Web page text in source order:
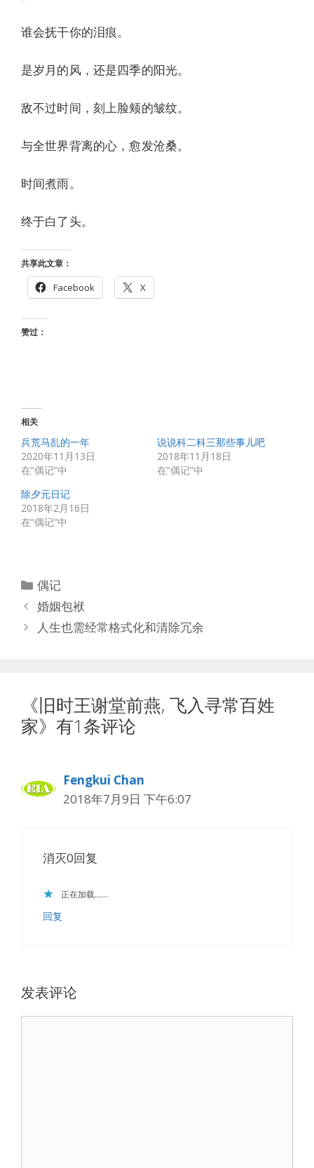
谁会抚干你的泪痕。
是岁月的风，还是四季的阳光。
敌不过时间，刻上脸颊的皱纹。
与全世界背离的心，愈发沧桑。
时间煮雨。
终于白了头。
共享此文章：
Facebook X
赞过：
相关
兵荒马乱的一年
2020年11月13日
在“偶记”中
说说科二科三那些事儿吧
2018年11月18日
在“偶记”中
除夕元日记
2018年2月16日
在“偶记”中
分
类
偶记
婚姻包袱
人生也需经常格式化和清除冗余
《旧时王谢堂前燕, 飞入寻常百姓
家》有1条评论
Fengkui Chan
2018年7月9日 下午6:07
消灭0回复
正在加载……
回复
发表评论